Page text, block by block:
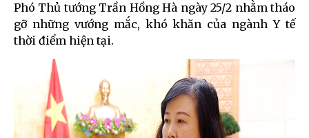
Phó Thủ tướng Trần Hồng Hà ngày 25/2 nhằm tháo
gỡ những vướng mắc, khó khăn của ngành Y tế
thời điểm hiện tại.